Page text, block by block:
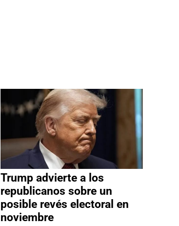
Trump advierte a los
republicanos sobre un
posible revés electoral en
noviembre